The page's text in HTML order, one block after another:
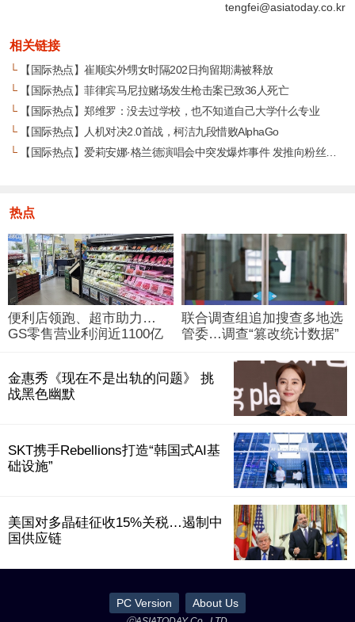
tengfei@asiatoday.co.kr
相关链接
└【国际热点】崔顺实外甥女时隔202日拘留期满被释放
└【国际热点】菲律宾马尼拉赌场发生枪击案已致36人死亡
└【国际热点】郑维罗：没去过学校，也不知道自己大学什么专业
└【国际热点】人机对决2.0首战，柯洁九段惜败AlphaGo
└【国际热点】爱莉安娜·格兰德演唱会中突发爆炸事件 发推向粉丝致歉
热点
便利店领跑、超市助力…
GS零售营业利润近1100亿
联合调查组追加搜查多地选
管委…调查“篡改统计数据”
金惠秀《现在不是出轨的问题》 挑
战黑色幽默
SKT携手Rebellions打造“韩国式AI基
础设施”
美国对多晶硅征收15%关税…遏制中
国供应链
PC Version About Us